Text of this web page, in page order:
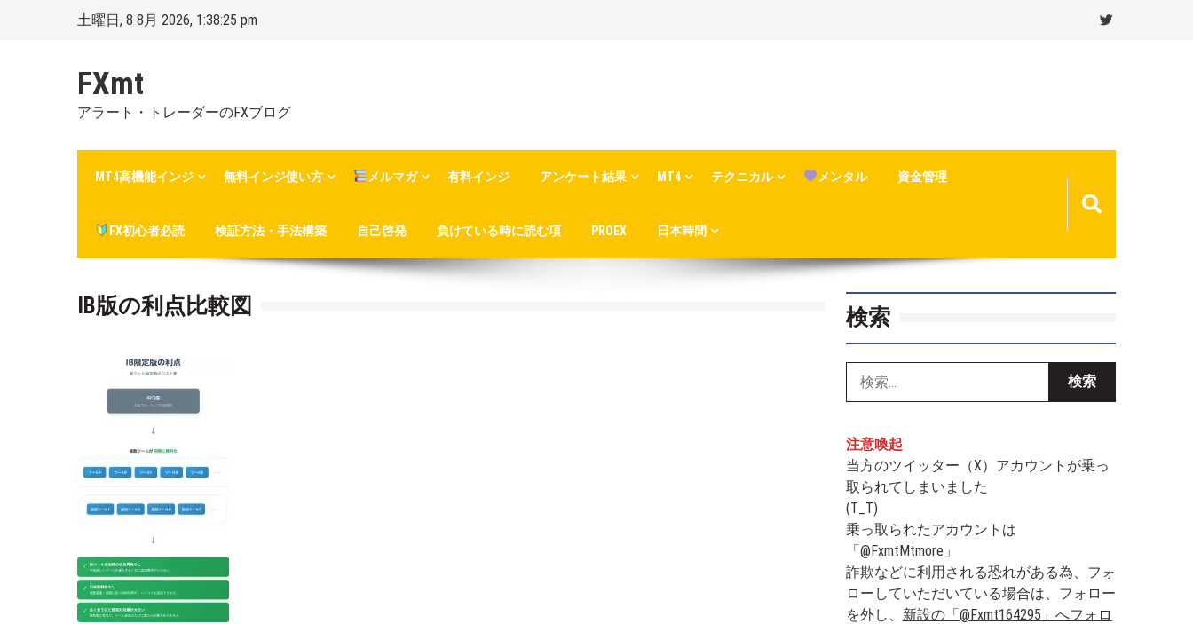
土曜日, 8 8月 2026, 1:38:26 pm
FXmt
アラート・トレーダーのFXブログ
MT4高機能インジ 無料インジ使い方 メルマガ 有料インジ アンケート結果 MT4 テクニカル メンタル 資金管理
FX初心者必読 検証方法・手法構築 自己啓発 負けている時に読む項 PROEX 日本時間
IB版の利点比較図
25
more
検索
注意喚起
当方のツイッター（X）アカウントが乗っ
取られてしまいました
(T_T)
乗っ取られたアカウントは
「@FxmtMtmore」
詐欺などに利用される恐れがある為、フォ
ローしていただいている場合は、フォロー
を外し、 新設の「@Fxmt164295」へフォロ